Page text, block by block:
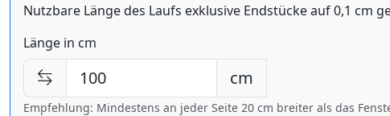
Nutzbare Länge des Laufs exklusive Endstücke auf 0,1 cm
Länge in cm
cm
Empfehlung: Mindestens an jeder Seite 20 cm breiter als das